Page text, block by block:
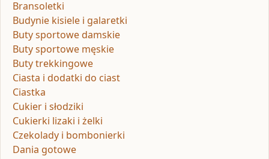
Bransoletki
Budynie kisiele i galaretki
Buty sportowe damskie
Buty sportowe męskie
Buty trekkingowe
Ciasta i dodatki do ciast
Ciastka
Cukier i słodziki
Cukierki lizaki i żelki
Czekolady i bombonierki
Dania gotowe